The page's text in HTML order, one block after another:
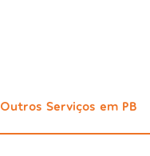
Outros Serviços em PB